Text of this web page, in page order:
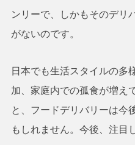
ンリーで、しかもそのデリ
がないのです。
日本でも生活スタイルの多
加、家庭内での孤食が増え
と、フードデリバリーは今
もしれません。今後、注目